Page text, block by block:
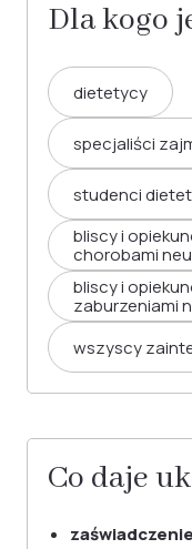
Dla kogo
dietetycy
specjaliści
studenci
bliscy i
chorobami
bliscy i
zaburzeniami
wszyscy
Co daje
zaświadczenie